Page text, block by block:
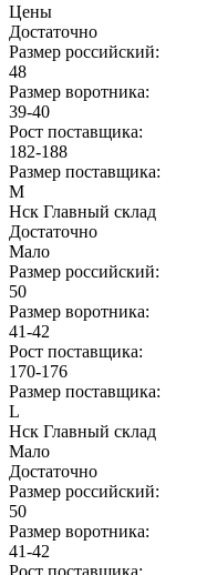
Цены
Достаточно
Размер российский:
48
Размер воротника:
39-40
Рост поставщика:
182-188
Размер поставщика:
M
Нск Главный склад
Достаточно
Мало
Размер российский:
50
Размер воротника:
41-42
Рост поставщика:
170-176
Размер поставщика:
L
Нск Главный склад
Мало
Достаточно
Размер российский:
50
Размер воротника:
41-42
Рост поставщика: